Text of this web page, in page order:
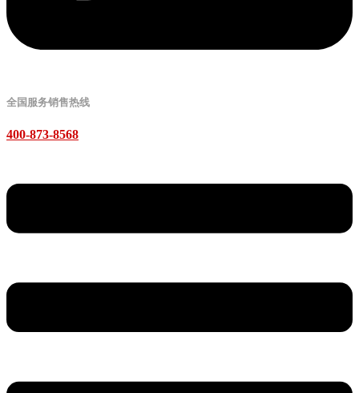
全国服务销售热线
400-873-8568